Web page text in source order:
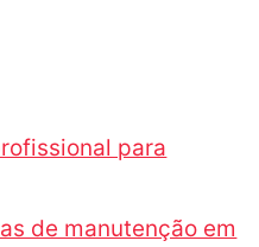
para
de manutenção em